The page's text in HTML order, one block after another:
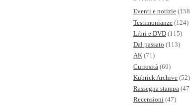
Eventi e notizie
Testimonianze (124)
Libri e DVD (115)
Dal passato (113)
AK (71)
Curiosità (69)
Kubrick Archive (52)
Rassegna stampa
Recensioni (47)